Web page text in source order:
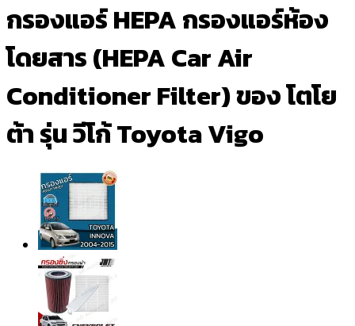
กรองแอร์ HEPA กรองแอร์ห้อง
โดยสาร (HEPA Car Air
Conditioner Filter) ของ โตโย
ต้า รุ่น วีโก้ Toyota Vigo